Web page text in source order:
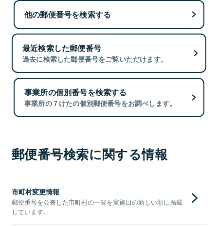
他の郵便番号を検索する
最近検索した郵便番号
過去に検索した郵便番号をご覧いただけます。
事業所の個別番号を検索する
事業所の７けたの個別郵便番号をお調べします。
郵便番号検索に関する情報
市町村変更情報
郵便番号を公表した市町村の一覧を実施日の新しい順に掲載
しています。